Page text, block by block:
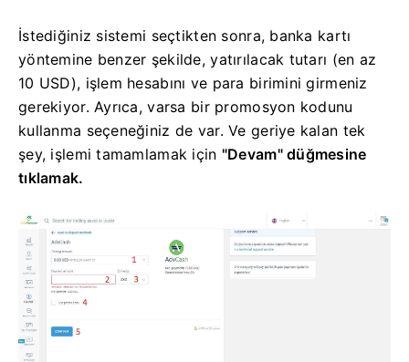
İstediğiniz sistemi seçtikten sonra, banka kartı
yöntemine benzer şekilde, yatırılacak tutarı (en az
10 USD), işlem hesabını ve para birimini girmeniz
gerekiyor. Ayrıca, varsa bir promosyon kodunu
kullanma seçeneğiniz de var. Ve geriye kalan tek
şey, işlemi tamamlamak için "Devam" düğmesine
tıklamak.